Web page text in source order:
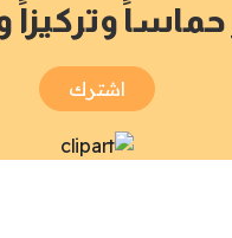
حماساً وتركيزاً
اشترك